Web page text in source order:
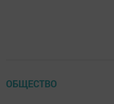
ОБЩЕСТВО